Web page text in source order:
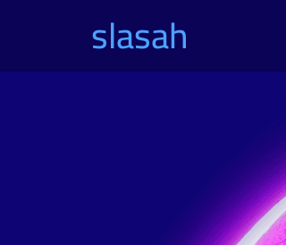
slasah